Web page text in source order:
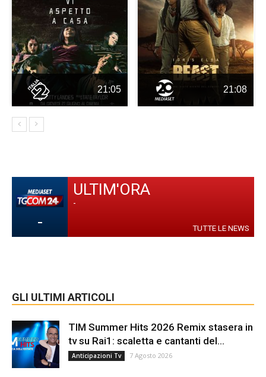
21:05 21:08
-
ULTIM'ORA
-
TUTTE LE NEWS
GLI ULTIMI ARTICOLI
TIM Summer Hits 2026 Remix stasera in
tv su Rai1: scaletta e cantanti del...
Anticipazioni Tv 7 Agosto 2026